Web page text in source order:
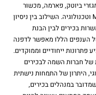
ביוטק, פארמה, מכשור
רפואי, Medical device וטכנולוגיה. השילוב בין ניסיון
בכירים לבין הבנת
הענפים הללו מאפשר לדפנה
פתרונות ייחודיים וממוקדים.
של חברות השמה לבכירים
היתרון של התמחות נישתית
במנהלים בכירים,